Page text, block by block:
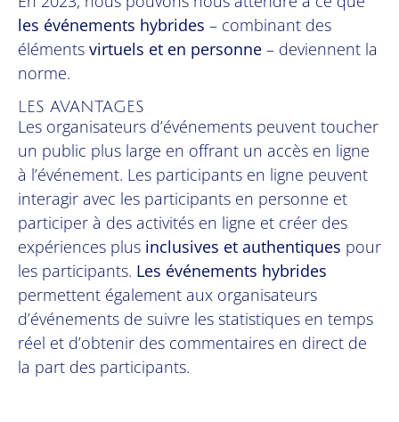
les événements hybrides – combinant des
éléments virtuels et en personne – deviennent la
norme.
LES AVANTAGES
Les organisateurs d’événements peuvent toucher
un public plus large en offrant un accès en ligne
à l’événement. Les participants en ligne peuvent
interagir avec les participants en personne et
participer à des activités en ligne et créer des
expériences plus inclusives et authentiques pour
les participants. Les événements hybrides
permettent également aux organisateurs
d’événements de suivre les statistiques en temps
réel et d’obtenir des commentaires en direct de
la part des participants.